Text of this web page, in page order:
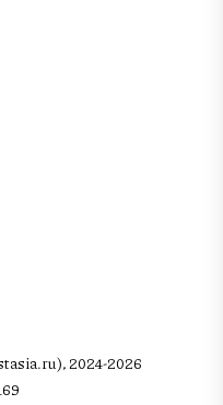
2024-2026